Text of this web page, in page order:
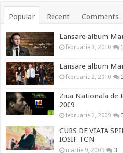
Popular Recent Comments
Lansare album
februarie 3, 2010 3
Lansare album
februarie 2, 2010 3
Ziua Nationala de
2009
februarie 2, 2009 3
CURS DE VIATA
IOSIF TON
martie 9, 2009 3